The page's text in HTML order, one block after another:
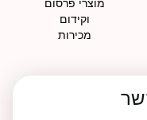
מוצרי פרסום
וקידום
מכירות